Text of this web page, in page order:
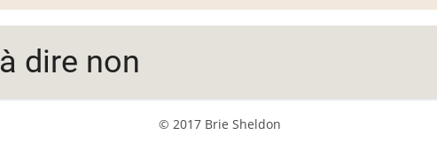
dire non
© 2017 Brie Sheldon